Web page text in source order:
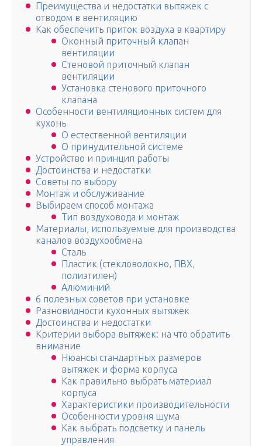
Преимущества и недостатки вытяжек с
отводом в вентиляцию
Как обеспечить приток воздуха в квартиру
Оконный приточный клапан
вентиляции
Стеновой приточный клапан
вентиляции
Установка стенового приточного
клапана
Особенности вентиляционных систем для
кухонь
О естественной вентиляции
О принудительной системе
Устройство и принцип работы
Достоинства и недостатки
Советы по выбору
Монтаж и обслуживание
Выбираем способ монтажа
Тип воздуховода и монтаж
Материалы, используемые для производства
каналов воздухообмена
Сталь
Пластик (стекловолокно, ПВХ,
полиэтилен)
Алюминий
6 полезных советов при установке
Разновидности кухонных вытяжек
Достоинства и недостатки
Критерии выбора вытяжек: на что обратить
внимание
Нюансы стандартных размеров
вытяжек и форма корпуса
Как правильно выбрать материал
корпуса
Характеристики производительности
Особенности уровня шума
Как выбрать подсветку и панель
управления